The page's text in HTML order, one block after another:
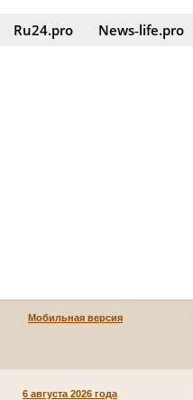
Ru24.pro News‑life.pro
Мобильная версия
6 августа 2026 года